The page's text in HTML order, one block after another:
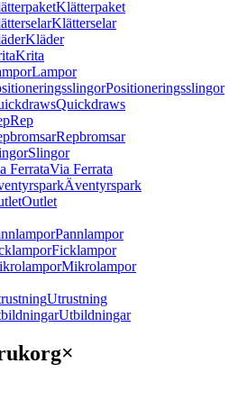
Klätterpaket
Klätterselar
Kläder
Krita
Lampor
Positioneringsslingor
Quickdraws
Rep
Repbromsar
Slingor
Via Ferrata
Äventyrspark
Outlet
Pannlampor
Ficklampor
Mikrolampor
Utrustning
Utbildningar
×